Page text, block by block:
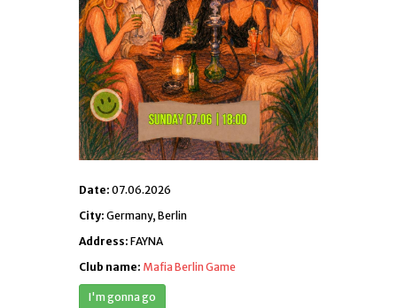
Date: 07.06.2026
City: Germany, Berlin
Address: FAYNA
Club name: Mafia Berlin Game